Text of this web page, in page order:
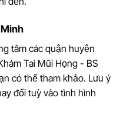
tâm các quận huyện
Tai Mũi Họng - BS
có thể tham khảo. Lưu ý
đổi tuỳ vào tình hình